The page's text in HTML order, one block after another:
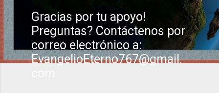
Gracias por tu apoyo!
Preguntas? Contáctenos por
correo electrónico a:
EvangelioEterno767@gmail.